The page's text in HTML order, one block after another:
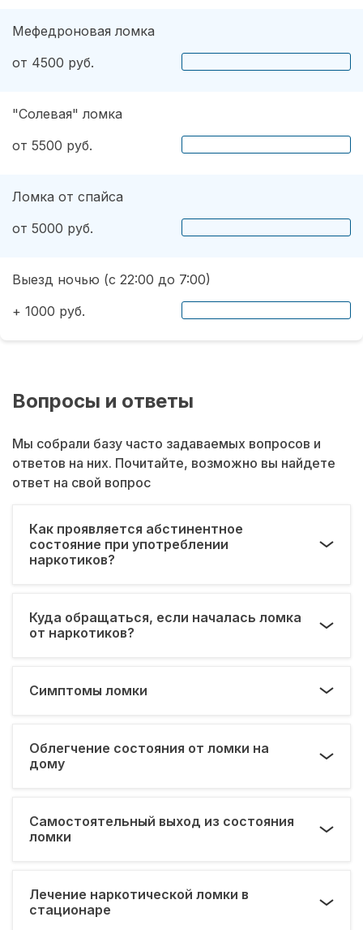
Мефедроновая ломка
от 4500 руб.
"Солевая" ломка
от 5500 руб.
Ломка от спайса
от 5000 руб.
Выезд ночью (с 22:00 до 7:00)
+ 1000 руб.
Вопросы и ответы
Мы собрали базу часто задаваемых вопросов и
ответов на них. Почитайте, возможно вы найдете
ответ на свой вопрос
Как проявляется абстинентное
состояние при употреблении
наркотиков?
Куда обращаться, если началась ломка
от наркотиков?
Симптомы ломки
Облегчение состояния от ломки на
дому
Самостоятельный выход из состояния
ломки
Лечение наркотической ломки в
стационаре